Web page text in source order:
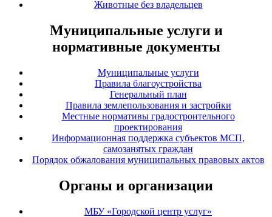
Животные без владельцев
Муниципальные услуги и
нормативные документы
Муниципальные услуги
Правила благоустройства
Генеральный план
Правила землепользования и застройки
Местные нормативы градостроительного
проектирования
Информационная поддержка субъектов МСП,
самозанятых граждан
Порядок обжалования муниципальных правовых актов
Органы и организации
МБУ «Городской центр услуг»